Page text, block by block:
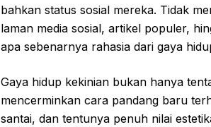
bahkan status sosial mereka. Tidak
laman media sosial, artikel populer,
apa sebenarnya rahasia dari gaya
Gaya hidup kekinian bukan hanya
mencerminkan cara pandang baru
santai, dan tentunya penuh nilai